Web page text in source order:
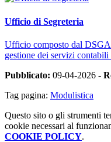
Ufficio di Segreteria
Ufficio composto dal
gestione dei servizi
Pubblicato: 09-04-2026 -
Tag pagina: Modulistica
Questo sito o gli strumenti
cookie necessari al
COOKIE POLICY.